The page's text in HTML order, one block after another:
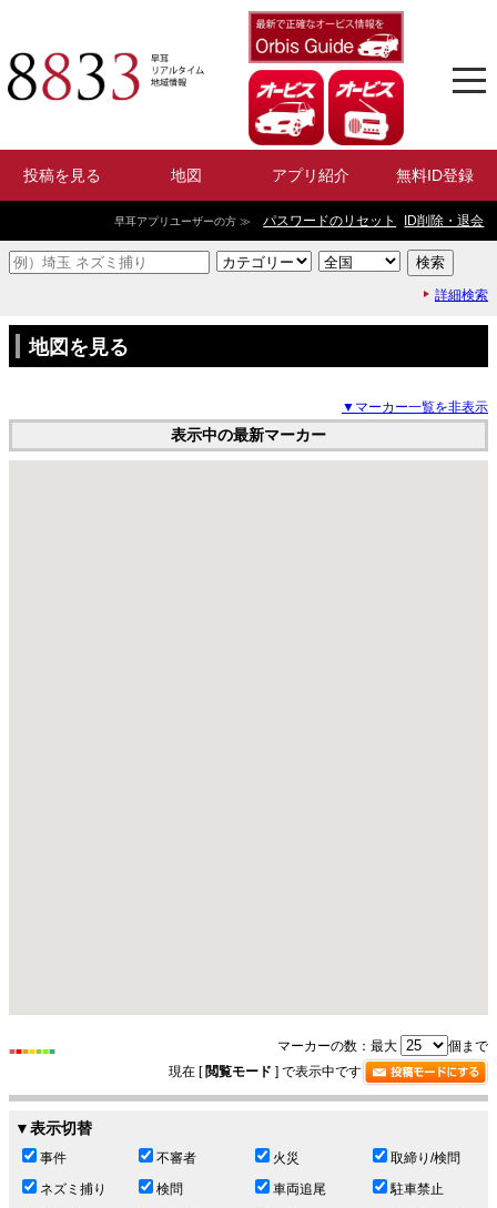
投稿を見る 地図 アプリ紹介 無料ID登録
早耳アプリユーザーの方 ≫ パスワードのリセット ID削除・退会
詳細検索
地図を見る
▼マーカー一覧を非表示
表示中の最新マーカー
■■■■■■■ マーカーの数：最大
個まで
現在 [ 閲覧モード ] で表示中です
▼表示切替
事件 不審者 火災
取締り/検問
ネズミ捕り
検問 車両追尾
駐車禁止